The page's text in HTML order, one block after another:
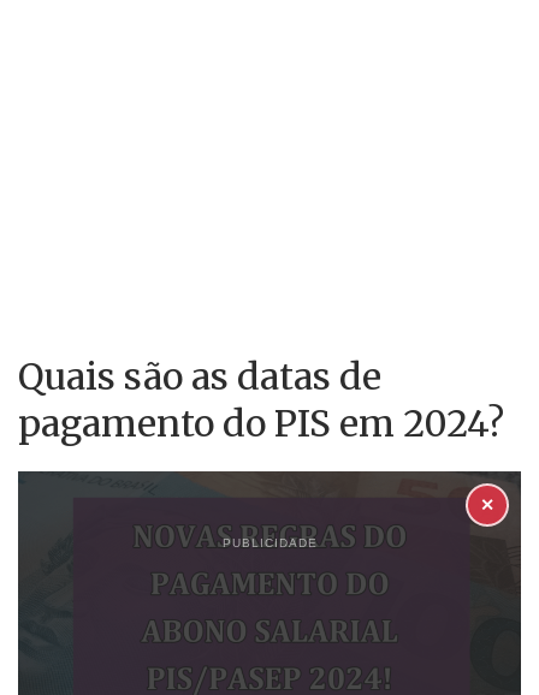
Quais são as datas de
pagamento do PIS em 2024?
PUBLICIDADE
✕